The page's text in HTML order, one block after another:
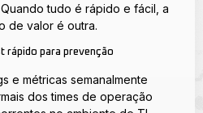
tudo é rápido e fácil, a
de valor é outra.
rápido para prevenção
e métricas semanalmente
dos times de operação